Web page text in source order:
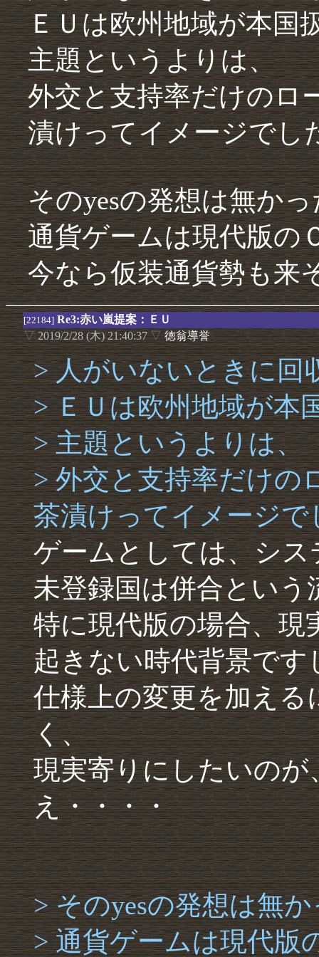
ＥＵは欧州地域が本国
主題というよりは、
外交と支持率だけのロ
漬けってイメージでし
そのyesの発想は無か
通貨ゲームは現代版の
今なら仮装通貨勢も来
[22184] Re3:赤い嵐提案：ＥＵ
▽ 2019/2/28 (木) 21:40:37 ▽ 徳翁導誉
> 人がいないときに回
> ＥＵは欧州地域が本
> 主題というよりは、
> 外交と支持率だけの
茶漬けってイメージで
ゲームとしては、シ
未登録国は併合とい
特に現代版の場合、
起きない時代背景です
仕様上の変更を加え
く、
現実寄りにしたいの
え・・・・
> そのyesの発想は無
> 通貨ゲームは現代版